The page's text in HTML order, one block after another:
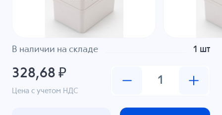
В наличии на складе 1 шт
328,68 ₽
Цена с учетом НДС